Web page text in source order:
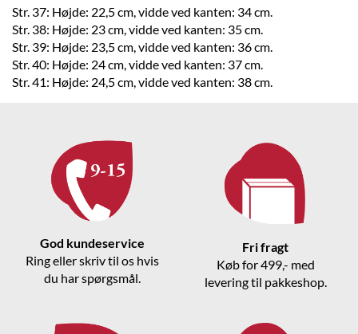
Str. 37: Højde: 22,5 cm, vidde ved kanten: 34 cm.
Str. 38: Højde: 23 cm, vidde ved kanten: 35 cm.
Str. 39: Højde: 23,5 cm, vidde ved kanten: 36 cm.
Str. 40: Højde: 24 cm, vidde ved kanten: 37 cm.
Str. 41: Højde: 24,5 cm, vidde ved kanten: 38 cm.
God kundeservice
Ring eller skriv til os hvis
du har spørgsmål.
Fri fragt
Køb for 499,- med
levering til pakkeshop.